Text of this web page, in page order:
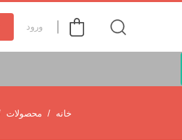
ورود
خانه محصولات